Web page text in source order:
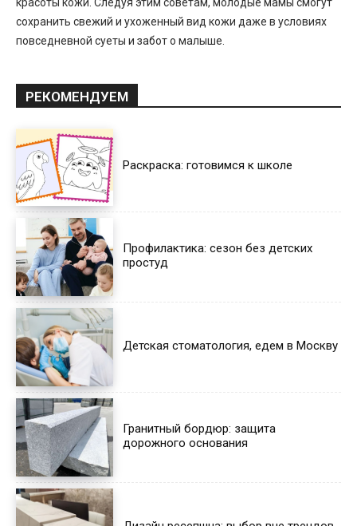
сохранить свежий и ухоженный вид кожи даже в условиях
повседневной суеты и забот о малыше.
РЕКОМЕНДУЕМ
Раскраска: готовимся к школе
Профилактика: сезон без детских
простуд
Детская стоматология, едем в Москву
Гранитный бордюр: защита
дорожного основания